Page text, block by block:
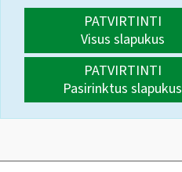
PATVIRTINTI
Visus slapukus
PATVIRTINTI
Pasirinktus slapukus